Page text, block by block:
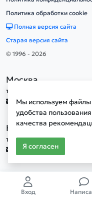
Мы используем
удобства
качества
Я согласен
Политика обработки cookie
Полная версия сайта
Старая версия сайта
© 1996 - 2026
Москва
тел.
Новосибирск
тел.
Вход